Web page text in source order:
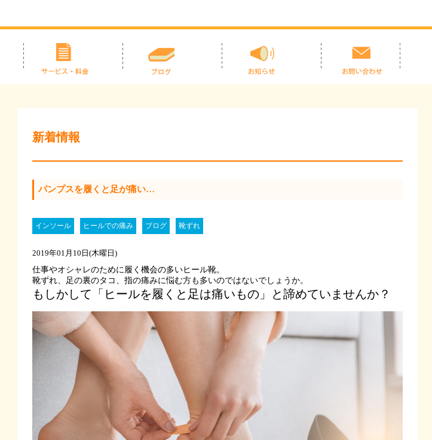
新着情報
パンプスを履くと足が痛い…
インソール ヒールでの痛み ブログ 靴ずれ
2019年01月10日(木曜日)
仕事やオシャレのために履く機会の多いヒール靴。
靴ずれ、足の裏のタコ、指の痛みに悩む方も多いのではないでしょうか。
もしかして「ヒールを履くと足は痛いもの」と諦めていませんか？